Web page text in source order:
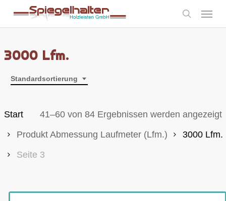
content
Menu
3000 Lfm.
Standardsortierung
41–60 von 84 Ergebnissen werden angezeigt
Start
Produkt Abmessung Laufmeter (Lfm.)
3000 Lfm.
Seite 3